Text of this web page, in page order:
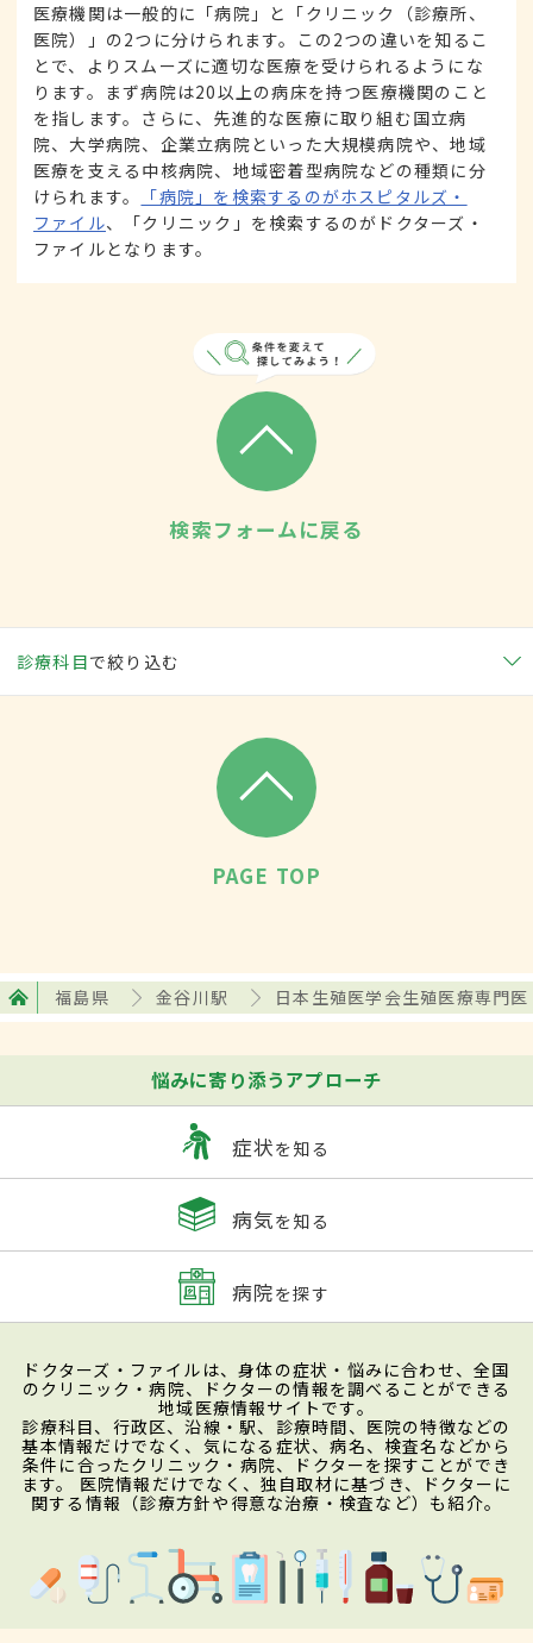
医療機関は一般的に「病院」と「クリニック（診療所、
医院）」の2つに分けられます。この2つの違いを知るこ
とで、よりスムーズに適切な医療を受けられるようにな
ります。まず病院は20以上の病床を持つ医療機関のこと
を指します。さらに、先進的な医療に取り組む国立病
院、大学病院、企業立病院といった大規模病院や、地域
医療を支える中核病院、地域密着型病院などの種類に分
けられます。
「病院」を検索するのがホスピタルズ・
ファイル、「クリニック」を検索するのがドクターズ・
ファイルとなります。
検索フォームに戻る
診療科目で絞り込む
PAGE TOP
福島県 金谷川駅 日本生殖医学会生殖医療専門医
悩みに寄り添うアプローチ
症状を知る
病気を知る
病院を探す
ドクターズ・ファイルは、身体の症状・悩みに合わせ、全国
のクリニック・病院、ドクターの情報を調べることができる
地域医療情報サイトです。
診療科目、行政区、沿線・駅、診療時間、医院の特徴などの
基本情報だけでなく、気になる症状、病名、検査名などから
条件に合ったクリニック・病院、ドクターを探すことができ
ます。 医院情報だけでなく、独自取材に基づき、ドクターに
関する情報（診療方針や得意な治療・検査など）も紹介。